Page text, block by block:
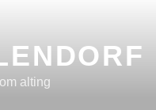
alting